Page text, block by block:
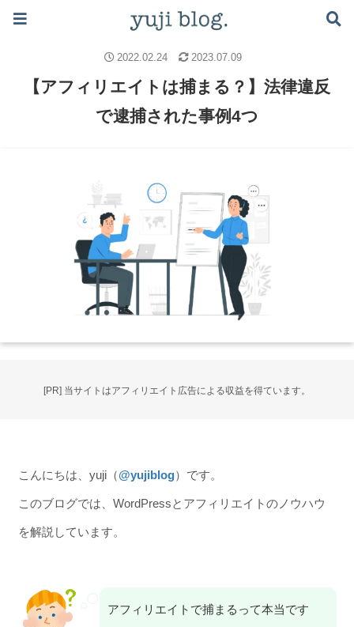
アフィリエイトの稼ぎ方
【アフィリエイトは捕まる？】法律違反
で逮捕された事例4つ
2022.02.24 2023.07.09
[PR] 当サイトはアフィリエイト広告による収益を得ています。
こんにちは、yuji（@yujiblog）です。
このブログでは、WordPressとアフィリエイトのノウハウ
を解説しています。
アフィリエイトで捕まるって本当です